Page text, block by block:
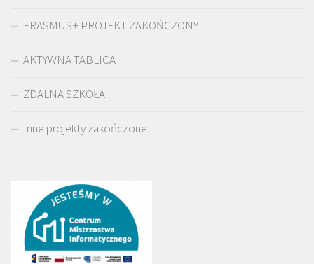
ERASMUS+ PROJEKT ZAKOŃCZONY
AKTYWNA TABLICA
ZDALNA SZKOŁA
Inne projekty zakończone